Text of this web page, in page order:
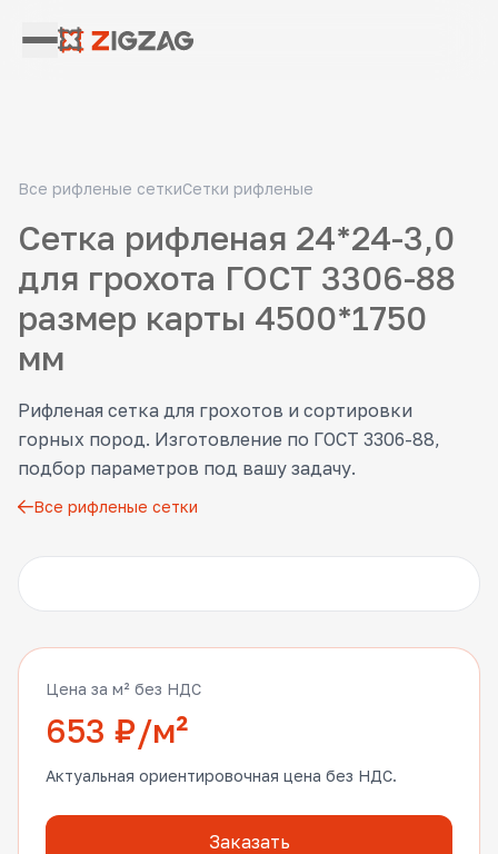
Все рифленые сеткиСетки рифленые
Сетка рифленая 24*24-3,0
для грохота ГОСТ 3306-88
размер карты 4500*1750
мм
Рифленая сетка для грохотов и сортировки
горных пород. Изготовление по ГОСТ 3306-88,
подбор параметров под вашу задачу.
Все рифленые сетки
Цена за м² без НДС
653 ₽/м²
Актуальная ориентировочная цена без НДС.
Заказать